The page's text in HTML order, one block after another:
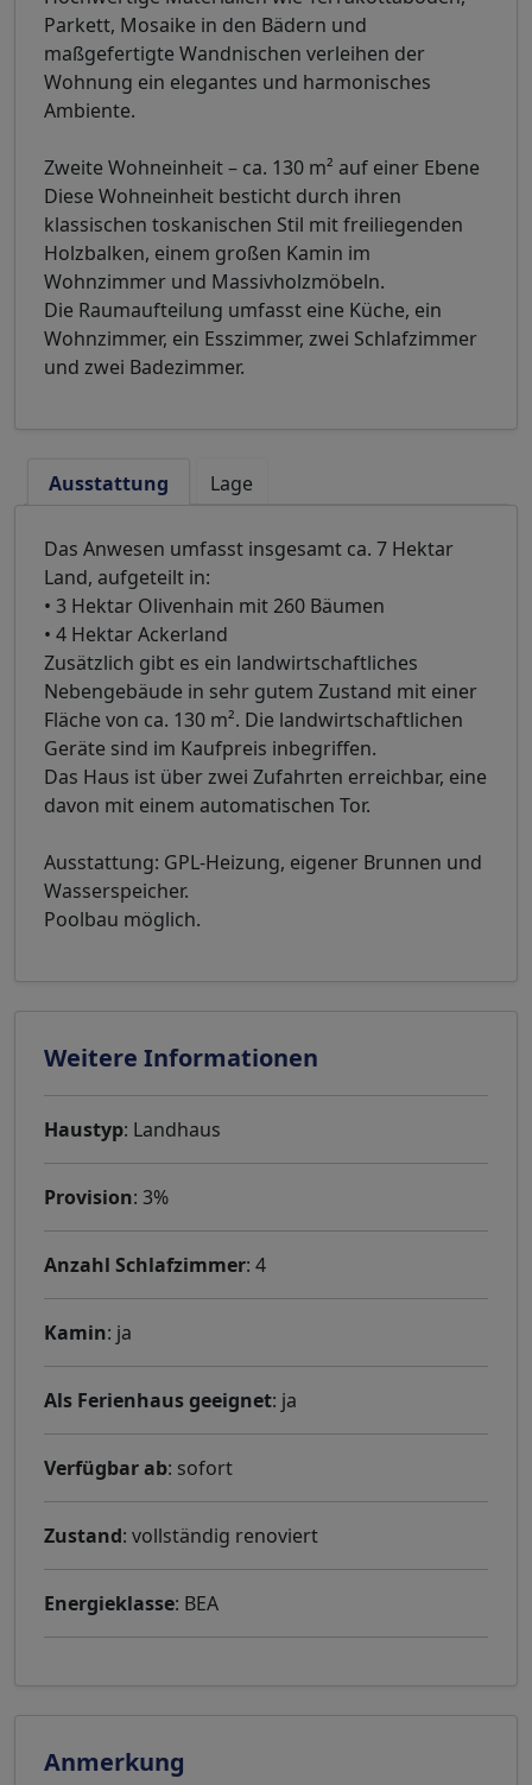
Parkett, Mosaike in den Bädern und
maßgefertigte Wandnischen verleihen der
Wohnung ein elegantes und harmonisches
Ambiente.
Zweite Wohneinheit – ca. 130 m² auf einer Ebene
Diese Wohneinheit besticht durch ihren
klassischen toskanischen Stil mit freiliegenden
Holzbalken, einem großen Kamin im
Wohnzimmer und Massivholzmöbeln.
Die Raumaufteilung umfasst eine Küche, ein
Wohnzimmer, ein Esszimmer, zwei Schlafzimmer
und zwei Badezimmer.
Ausstattung Lage
Das Anwesen umfasst insgesamt ca. 7 Hektar
Land, aufgeteilt in:
• 3 Hektar Olivenhain mit 260 Bäumen
• 4 Hektar Ackerland
Zusätzlich gibt es ein landwirtschaftliches
Nebengebäude in sehr gutem Zustand mit einer
Fläche von ca. 130 m². Die landwirtschaftlichen
Geräte sind im Kaufpreis inbegriffen.
Das Haus ist über zwei Zufahrten erreichbar, eine
davon mit einem automatischen Tor.
Ausstattung: GPL-Heizung, eigener Brunnen und
Wasserspeicher.
Poolbau möglich.
Weitere Informationen
Haustyp: Landhaus
Provision: 3%
Anzahl Schlafzimmer: 4
Kamin: ja
Als Ferienhaus geeignet: ja
Verfügbar ab: sofort
Zustand: vollständig renoviert
Energieklasse: BEA
Anmerkung